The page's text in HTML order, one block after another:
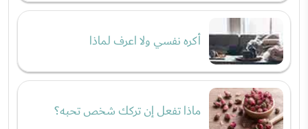
أكره نفسي ولا اعرف لماذا
ماذا تفعل إن تركك شخص تحبه؟